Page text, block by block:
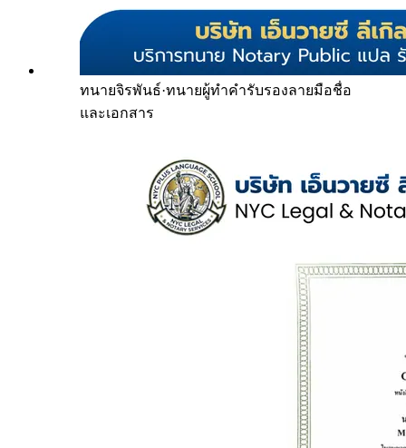
ทนายจิรพันธ์·ทนายผู้ทำคำรับรองลายมือชื่อ
และเอกสาร